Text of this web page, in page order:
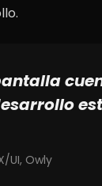
UI, Owly